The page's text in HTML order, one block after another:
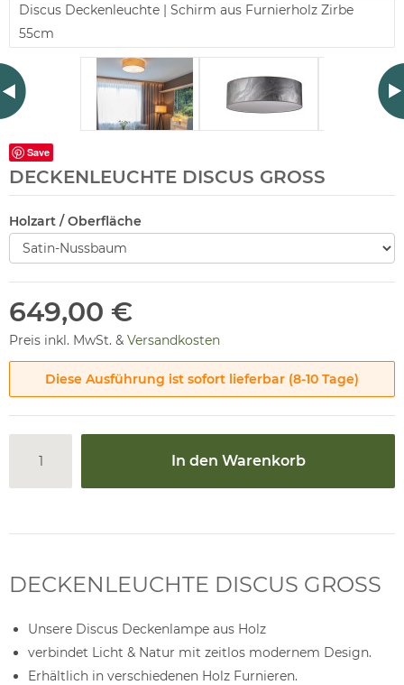
Discus Deckenleuchte | Schirm aus Furnierholz Zirbe
55cm
Save
DECKENLEUCHTE DISCUS GROSS
Holzart / Oberfläche
649,00 €
Preis inkl. MwSt. & Versandkosten
Diese Ausführung ist sofort lieferbar (8-10 Tage)
In den Warenkorb
DECKENLEUCHTE DISCUS GROSS
Unsere Discus Deckenlampe aus Holz
verbindet Licht & Natur mit zeitlos modernem Design.
Erhältlich in verschiedenen Holz Furnieren.